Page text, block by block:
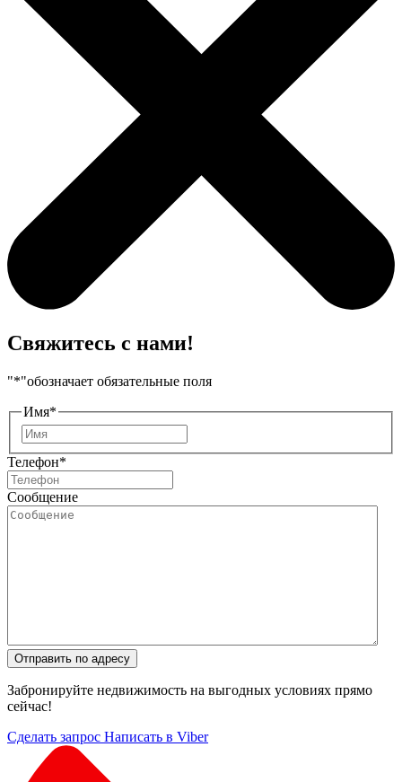
Свяжитесь с нами!
"*"обозначает обязательные поля
Имя*
Телефон*
Сообщение
Отправить по адресу
Забронируйте недвижимость на выгодных условиях прямо
сейчас!
Сделать запрос Написать в Viber